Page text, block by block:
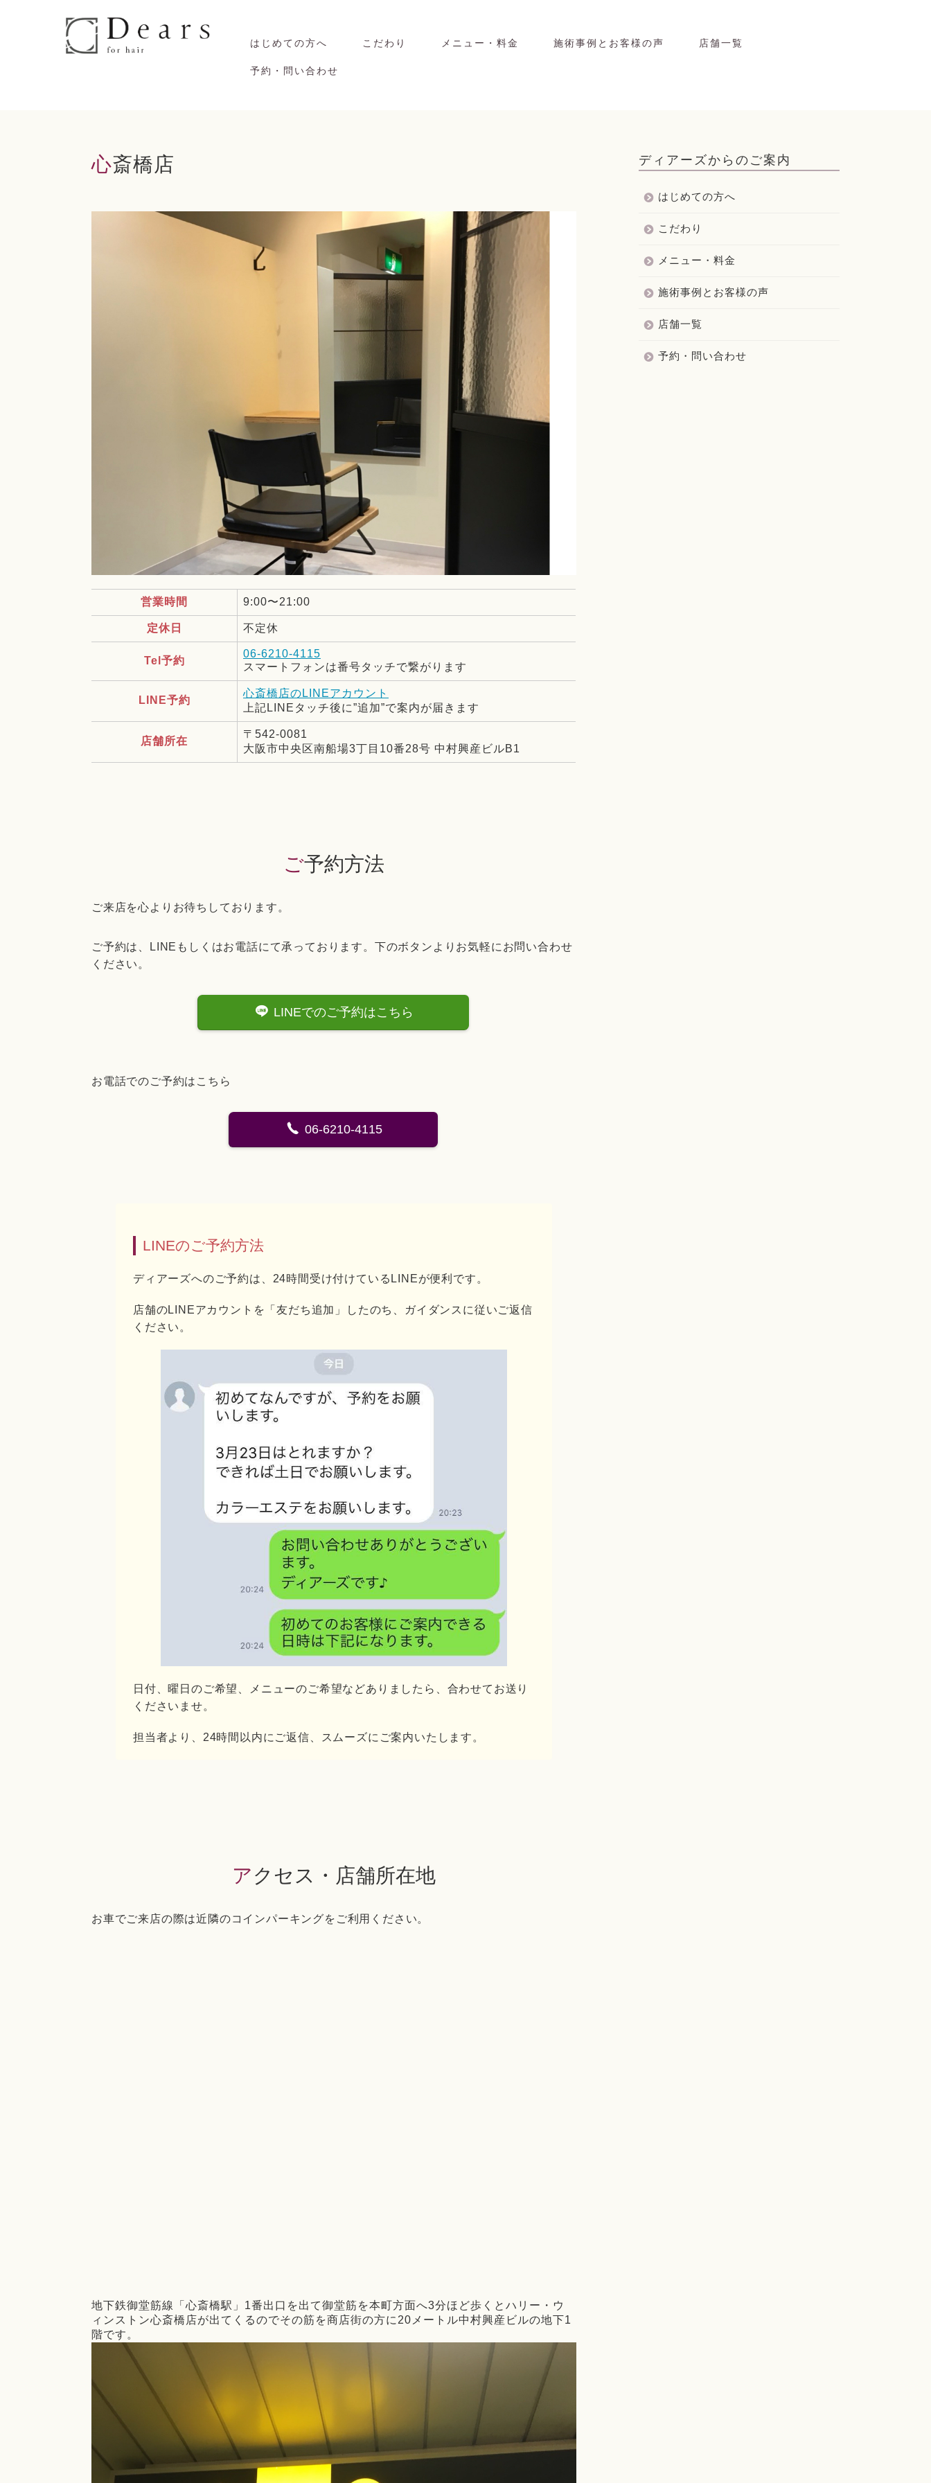
はじめての方へ こだわり メニュー・料金 施術事例とお客様の声 店舗一覧
予約・問い合わせ
心斎橋店
営業時間 9:00〜21:00
定休日 不定休
Tel予約
06-6210-4115
スマートフォンは番号タッチで繋がります
LINE予約
心斎橋店のLINEアカウント
上記LINEタッチ後に”追加”で案内が届きます
店舗所在
〒542-0081
大阪市中央区南船場3丁目10番28号 中村興産ビルB1
ご予約方法
ご来店を心よりお待ちしております。
ご予約は、LINEもしくはお電話にて承っております。下のボタンよりお気軽にお問い合わせ
ください。
LINEでのご予約はこちら
お電話でのご予約はこちら
06-6210-4115
LINEのご予約方法
ディアーズへのご予約は、24時間受け付けているLINEが便利です。
店舗のLINEアカウントを「友だち追加」したのち、ガイダンスに従いご返信
ください。
日付、曜日のご希望、メニューのご希望などありましたら、合わせてお送り
くださいませ。
担当者より、24時間以内にご返信、スムーズにご案内いたします。
アクセス・店舗所在地
お車でご来店の際は近隣のコインパーキングをご利用ください。
地下鉄御堂筋線「心斎橋駅」1番出口を出て御堂筋を本町方面へ3分ほど歩くとハリー・ウ
ィンストン心斎橋店が出てくるのでその筋を商店街の方に20メートル中村興産ビルの地下1
階です。
ディアーズからのご案内
はじめての方へ
こだわり
メニュー・料金
施術事例とお客様の声
店舗一覧
予約・問い合わせ